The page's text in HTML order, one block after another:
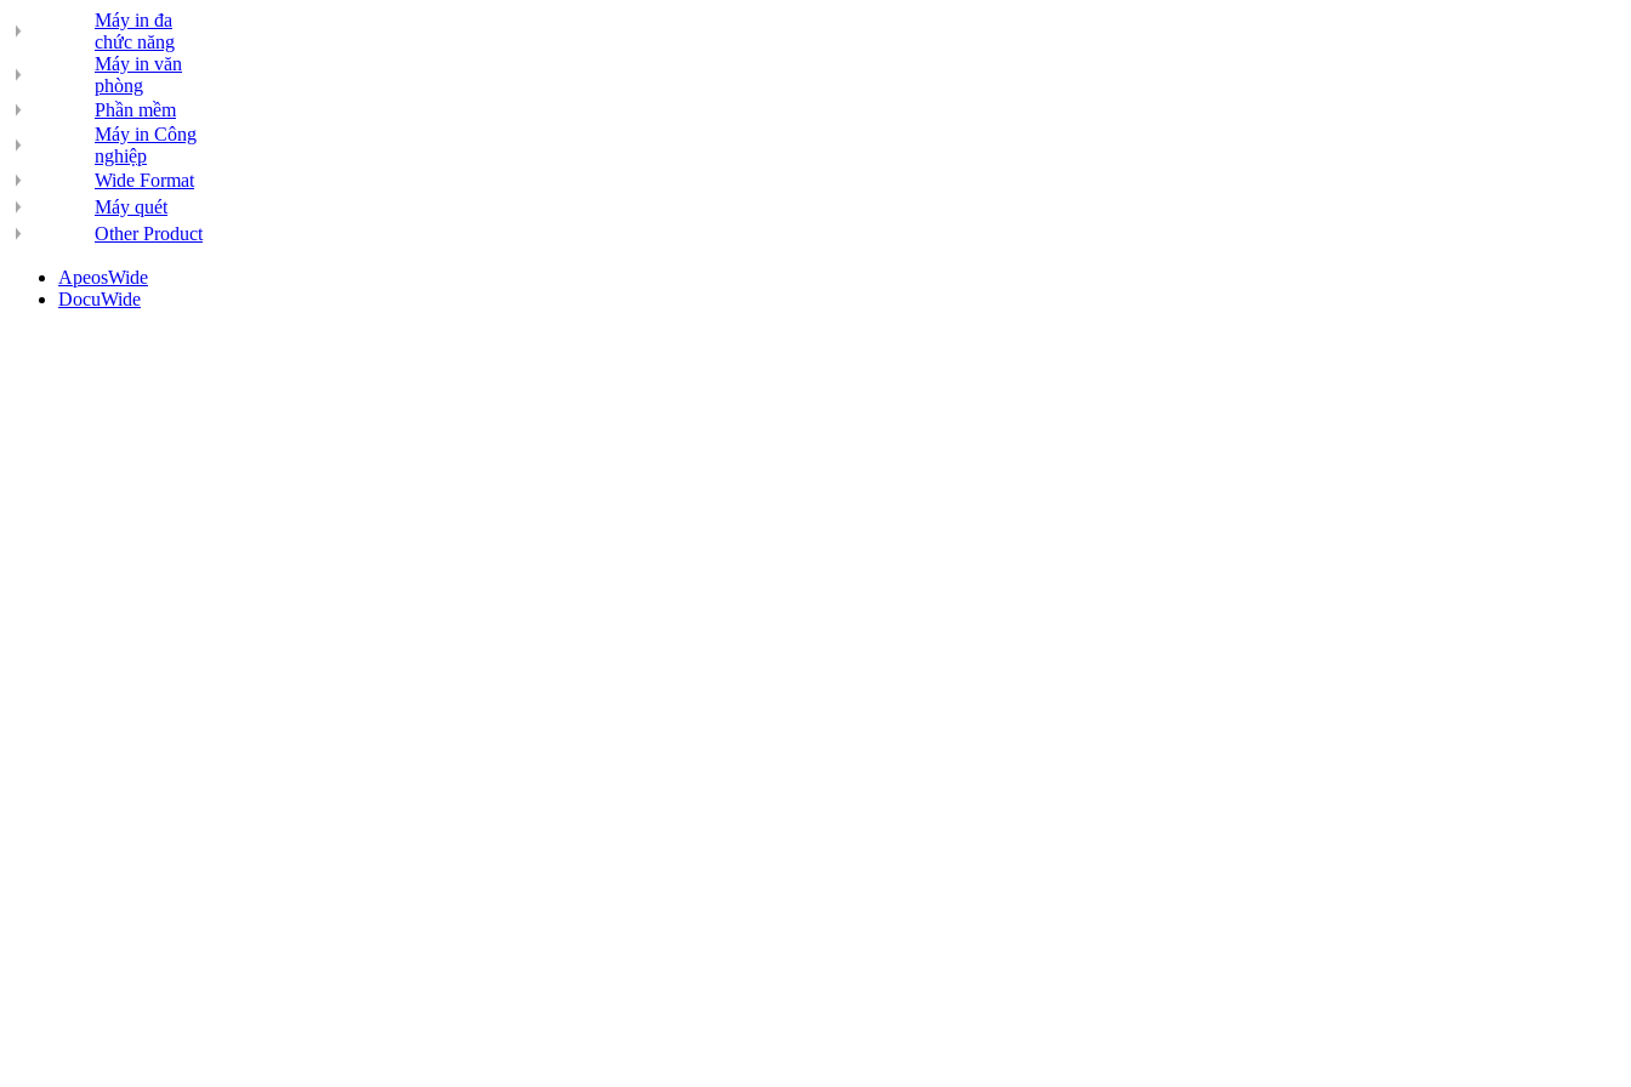
Máy in đa
chức năng
Máy in văn
phòng
Phần mềm
Máy in Công
nghiệp
Wide Format
Máy quét
Other Product
ApeosWide
DocuWide